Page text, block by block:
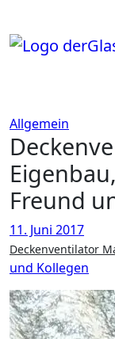
springen
Allgemein
Freund
11. Juni 2017
Deckenventilator
und Kollegen